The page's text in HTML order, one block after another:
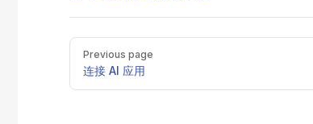
Pager
Previous page
连接 AI 应用